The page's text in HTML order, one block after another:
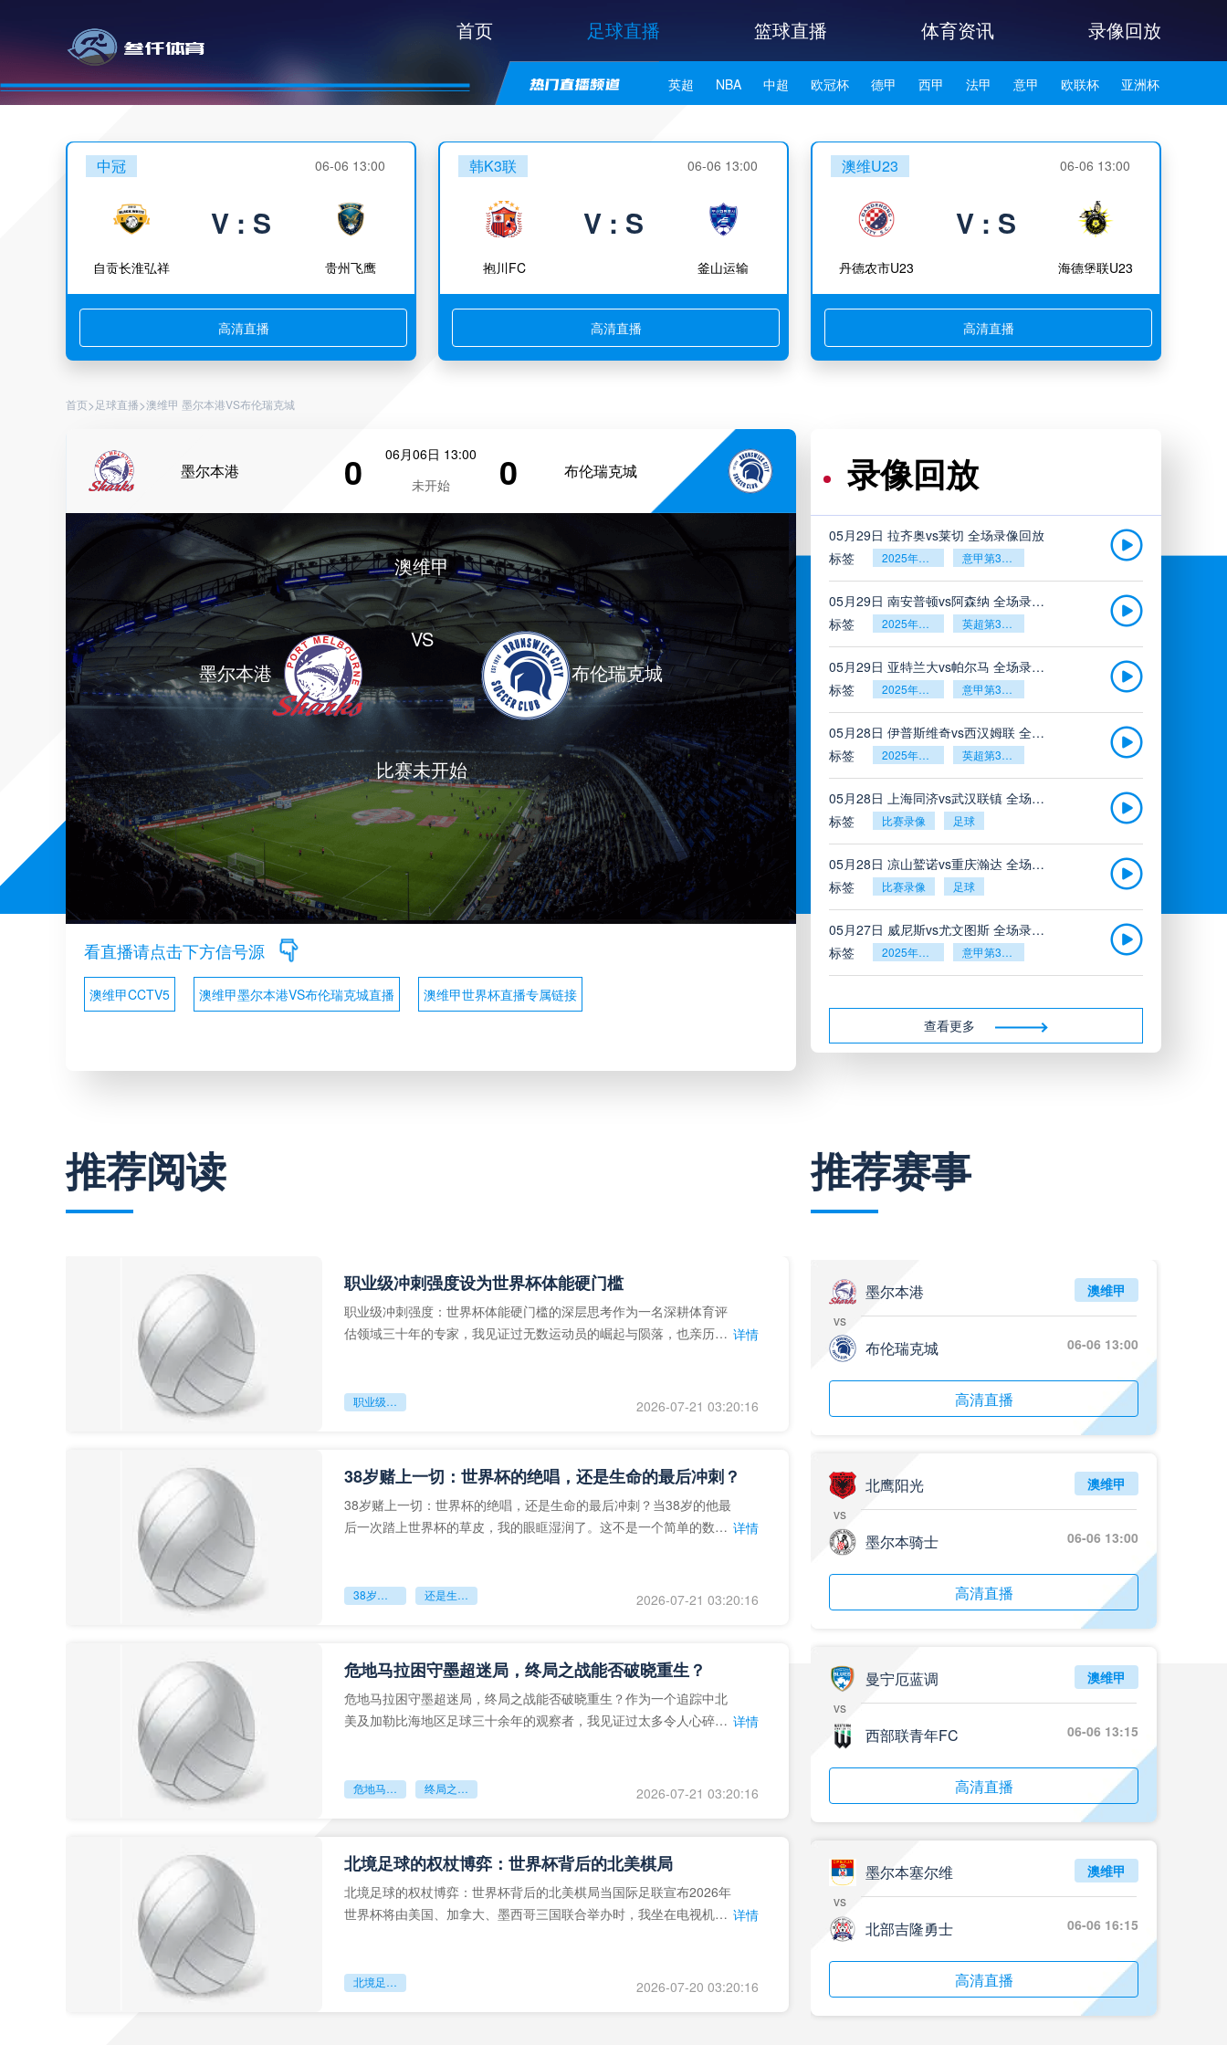
首页 足球直播 篮球直播 体育资讯 录像回放
英超 NBA 中超 欧冠杯 德甲 西甲 法甲 意甲 欧联杯 亚洲杯
中冠 06-06 13:00
自贡长淮弘祥
V : S
贵州飞鹰
高清直播
韩K3联 06-06 13:00
抱川FC
V : S
釜山运输
高清直播
澳维U23 06-06 13:00
丹德农市U23
V : S
海德堡联U23
高清直播
首页> 足球直播>澳维甲 墨尔本港VS布伦瑞克城
墨尔本港 0
06月06日 13:00
未开始
0 布伦瑞克城
墨尔本港
澳维甲
VS
比赛未开始
布伦瑞克城
看直播请点击下方信号源
澳维甲CCTV5 澳维甲墨尔本港VS布伦瑞克城直播 澳维甲世界杯直播专属链接
录像回放
05月29日 拉齐奥vs莱切 全场录像回放
标签
2025年5月26日 意甲第38轮
05月29日 南安普顿vs阿森纳 全场录像回放
标签
2025年5月26日 英超第38轮
05月29日 亚特兰大vs帕尔马 全场录像回放
标签
2025年5月26日 意甲第38轮
05月28日 伊普斯维奇vs西汉姆联 全场录像回放
标签
2025年5月26日 英超第38轮
05月28日 上海同济vs武汉联镇 全场录像
标签
比赛录像 足球
05月28日 凉山鹫诺vs重庆瀚达 全场录像
标签
比赛录像 足球
05月27日 威尼斯vs尤文图斯 全场录像回放
标签
2025年5月26日 意甲第38轮
标签
比赛录像 西甲
05月26日 AC米兰vs蒙扎全场录像回放
标签
标签
标签
2025年5月24日
标签
欧联杯决赛
标签
2025年5月23日
标签
2024年5月21日
标签
2024年5月21日 足协杯第3轮
标签
2024年5月21日
标签
比赛录像 上海海港
标签
比赛录像 成都蓉城
标签
2025年5月21日
标签
比赛录像
05月22日 水晶宫vs狼队 全场录像回放
查看更多
推荐阅读
职业级冲刺强度设为世界杯体能硬门槛
职业级冲刺强度：世界杯体能硬门槛的深层思考作为一名深耕体育评
估领域三十年的专家，我见证过无数运动员的崛起与陨落，也亲历了 详情
职业级冲刺强度设为世界杯体能硬门槛 2026-07-21 03:20:16
38岁赌上一切：世界杯的绝唱，还是生命的最后冲刺？
38岁赌上一切：世界杯的绝唱，还是生命的最后冲刺？当38岁的他最
后一次踏上世界杯的草皮，我的眼眶湿润了。这不是一个简单的数
详情
38岁赌上一切：世界杯的绝唱 还是生命的最后冲刺？ 2026-07-21 03:20:16
危地马拉困守墨超迷局，终局之战能否破晓重生？
危地马拉困守墨超迷局，终局之战能否破晓重生？作为一个追踪中北
美及加勒比海地区足球三十余年的观察者，我见证过太多令人心碎的 详情
危地马拉困守墨超迷局 终局之战能否破晓重生？ 2026-07-21 03:20:16
北境足球的权杖博弈：世界杯背后的北美棋局
北境足球的权杖博弈：世界杯背后的北美棋局当国际足联宣布2026年
世界杯将由美国、加拿大、墨西哥三国联合举办时，我坐在电视机
详情
北境足球的权杖博弈：世界杯背后的北美棋局 2026-07-20 03:20:16
推荐赛事
墨尔本港
vs
布伦瑞克城
澳维甲
06-06 13:00
高清直播
北鹰阳光
vs
墨尔本骑士
澳维甲
06-06 13:00
高清直播
曼宁厄蓝调
vs
西部联青年FC
澳维甲
06-06 13:15
高清直播
墨尔本塞尔维
vs
北部吉隆勇士
澳维甲
06-06 16:15
高清直播